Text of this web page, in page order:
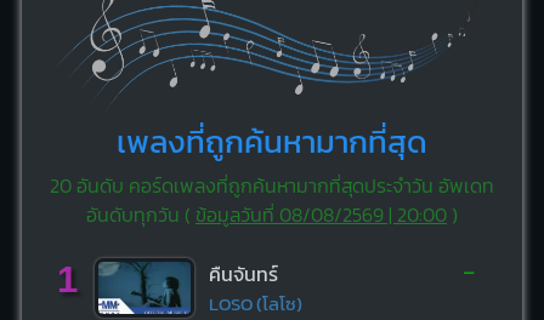
เพลงที่ถูกค้นหามากที่สุด
20 อันดับ คอร์ดเพลงที่ถูกค้นหามากที่สุดประจำวัน อัพเดท
อันดับทุกวัน ( ข้อมูลวันที่ 08/08/2569 | 20:00)
1 คืนจันทร์
LOSO (โลโซ)
-